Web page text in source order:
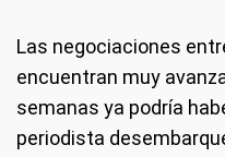
Las negociaciones
encuentran muy
semanas ya podría
periodista